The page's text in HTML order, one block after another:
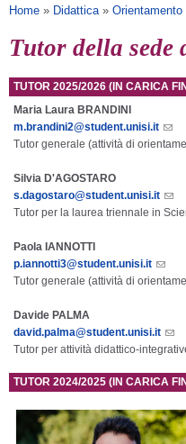
Tu sei qui
Home » Didattica» Orientamento
Tutor della sede
TUTOR 2025/2026 (IN CARICA
Maria Laura BRANDINI
m.brandini2@student.unisi.it
Tutor generale (attività di
Silvia D'AGOSTARO
s.dagostaro@student.unisi.it
Tutor per la laurea triennale in
Paola IANNOTTI
p.iannotti3@student.unisi.it
Tutor generale (attività di
Davide PALMA
david.palma@student.unisi.it
Tutor per attività didattico-
TUTOR 2024/2025 (IN CARICA